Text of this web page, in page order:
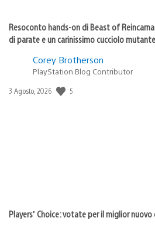
Resoconto hands-on di Beast of
di parate e un carinissimo cucciolo mutante
Corey Brotherson
PlayStation Blog Contributor
Data
3 Agosto, 2026 5
Players’ Choice: votate per il miglior